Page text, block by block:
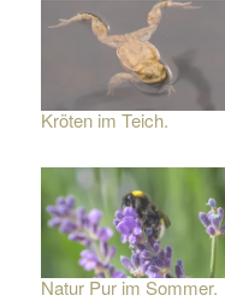
Kröten im Teich.
Natur Pur im Sommer.